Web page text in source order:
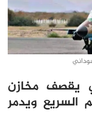
يقصف مخازن
السريع ويدمر